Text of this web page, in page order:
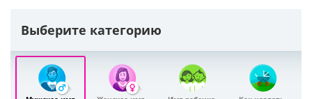
Выберите категорию